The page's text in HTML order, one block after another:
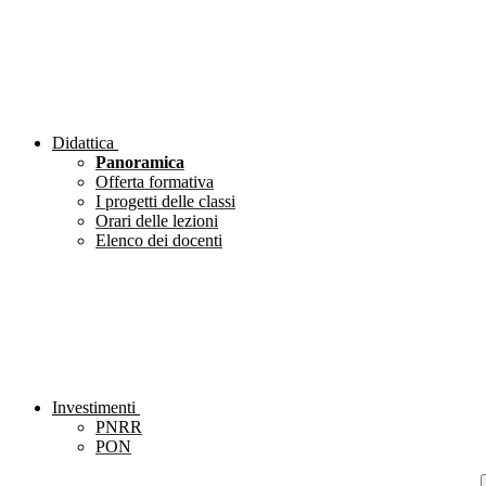
Didattica
Panoramica
Offerta formativa
I progetti delle classi
Orari delle lezioni
Elenco dei docenti
Investimenti
PNRR
PON